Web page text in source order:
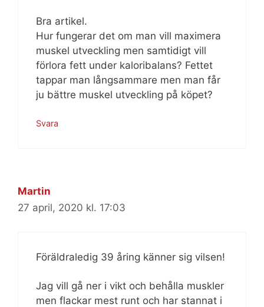
Bra artikel.
Hur fungerar det om man vill maximera
muskel utveckling men samtidigt vill
förlora fett under kaloribalans? Fettet
tappar man långsammare men man får
ju bättre muskel utveckling på köpet?
Svara
Martin
27 april, 2020 kl. 17:03
Föräldraledig 39 åring känner sig vilsen!
Jag vill gå ner i vikt och behålla muskler
men flackar mest runt och har stannat i